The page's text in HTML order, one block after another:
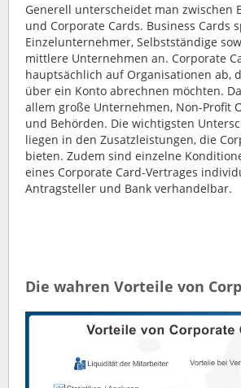
Generell unterscheidet man zwischen
und Corporate Cards. Business Cards
Einzelunternehmer, Selbstständige
mittlere Unternehmen an. Corporate
hauptsächlich auf Organisationen ab,
über ein Konto abrechnen möchten.
allem große Unternehmen, Non-Profit
und Behörden. Die wichtigsten
liegen in den Zusatzleistungen, die
bieten. Zudem sind einzelne
eines Corporate Card-Vertrages
Antragsteller und Bank verhandelbar.
Die wahren Vorteile von